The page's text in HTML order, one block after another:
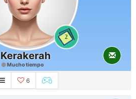
2
Kerakerah
Mucho tiempo
6